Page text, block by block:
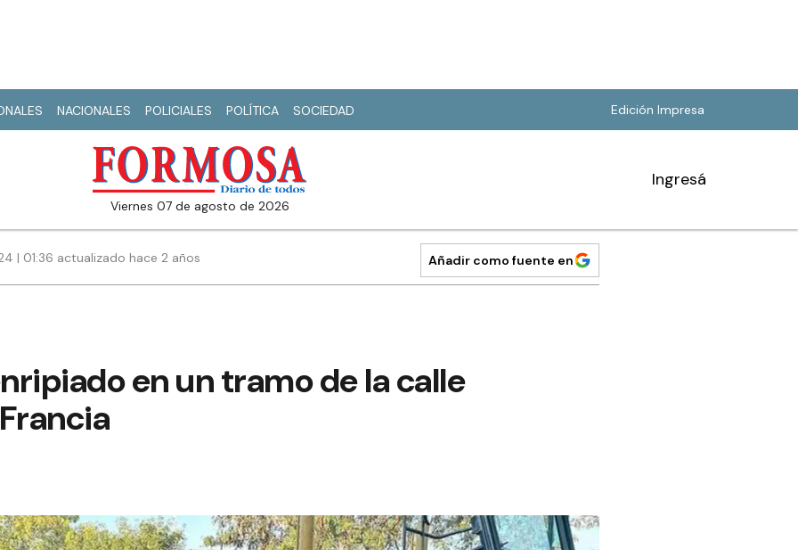
NACIONALES POLICIALES POLÍTICA SOCIEDAD Edición Impresa
viernes 07 de agosto de 2026
Ingresá
| 01:36 actualizado hace 2 años Añadir como fuente en
en un tramo de la calle